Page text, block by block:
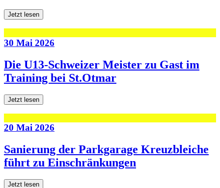
Jetzt lesen
30 Mai 2026
Die U13-Schweizer Meister zu Gast im
Training bei St.Otmar
Jetzt lesen
20 Mai 2026
Sanierung der Parkgarage Kreuzbleiche
führt zu Einschränkungen
Jetzt lesen